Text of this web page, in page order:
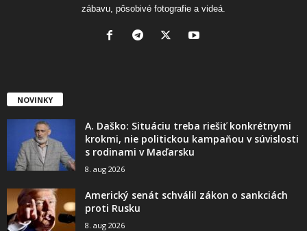
zábavu, pôsobivé fotografie a videá.
NOVINKY
A. Daško: Situáciu treba riešiť konkrétnymi
krokmi, nie politickou kampaňou v súvislosti
s rodinami v Maďarsku
8. aug 2026
Americký senát schválil zákon o sankciách
proti Rusku
8. aug 2026